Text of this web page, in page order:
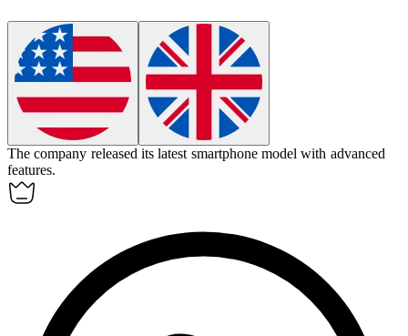
The company released itslatest smartphone model with advanced
features.